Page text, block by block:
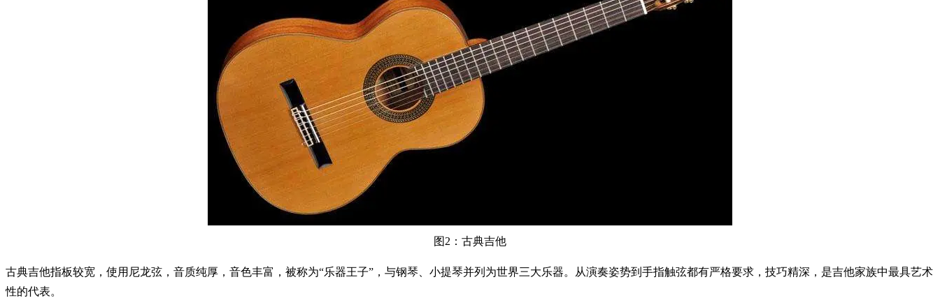
图2：古典吉他
古典吉他指板较宽，使用尼龙弦，音质纯厚，音色丰富，被称为“乐器王子”，与钢琴、小提琴并列为世界三大乐器。从演奏姿势到手指触弦都有严格要求，技巧精深，是吉他家族中最具艺术
性的代表。